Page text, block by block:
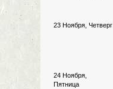
23 Ноября, Четверг
24 Ноября,
Пятница